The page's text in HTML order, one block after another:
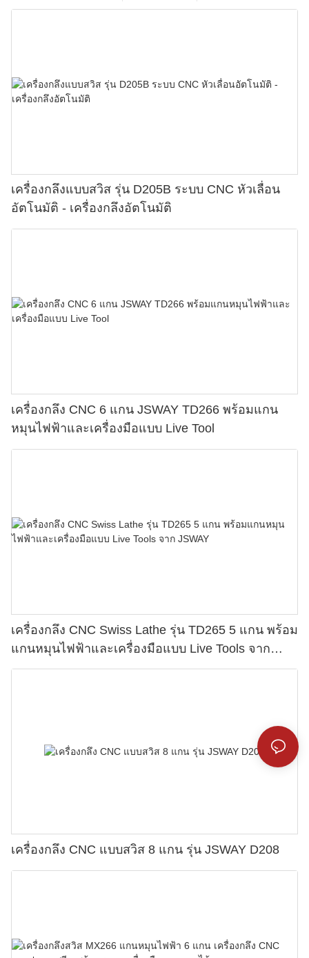
เครื่องกลึงแบบสวิส รุ่น D205B ระบบ CNC หัวเลื่อน
อัตโนมัติ - เครื่องกลึงอัตโนมัติ
เครื่องกลึง CNC 6 แกน JSWAY TD266 พร้อมแกน
หมุนไฟฟ้าและเครื่องมือแบบ Live Tool
เครื่องกลึง CNC Swiss Lathe รุ่น TD265 5 แกน พร้อม
แกนหมุนไฟฟ้าและเครื่องมือแบบ Live Tools จาก
JSWAY
เครื่องกลึง CNC แบบสวิส 8 แกน รุ่น JSWAY D208